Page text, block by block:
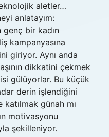
aletler…
anlatayım:
genç bir kadın
kampanyasına
giriyor. Aynı anda
dikkatini çekmek
gülüyorlar. Bu küçük
derin işlendiğini
günah mı
motivasyonu
şekilleniyor.